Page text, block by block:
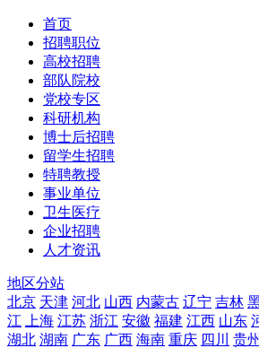
首页
招聘职位
高校招聘
部队院校
党校专区
科研机构
博士后招聘
留学生招聘
特聘教授
事业单位
卫生医疗
企业招聘
人才资讯
地区分站
北京 天津 河北 山西 内蒙古 辽宁 吉林
江
上海 江苏 浙江 安徽 福建 江西 山东
湖北 湖南 广东 广西 海南 重庆 四川 贵州